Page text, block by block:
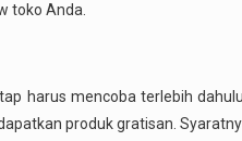
toko Anda.
harus mencoba terlebih
produk gratisan.